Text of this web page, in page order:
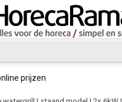
prijzen